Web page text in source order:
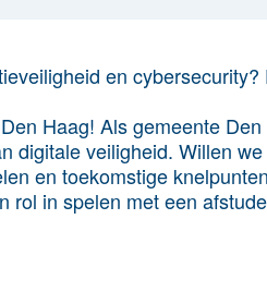
en
Haag! Als gemeente
digitale veiligheid. Willen
en toekomstige
rol in spelen met een